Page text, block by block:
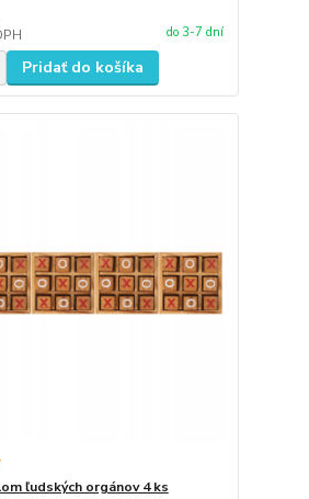
do 3-7 dní
Pridať do košíka
ľudských orgánov 4 ks